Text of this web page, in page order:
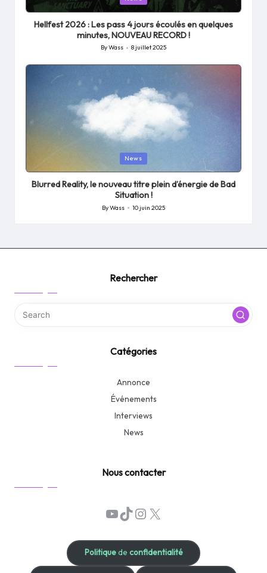
in
Hellfest 2026 : Les pass 4 jours écoulés en quelques
minutes, NOUVEAU RECORD !
Posted
by
ByWass 8 juillet 2025
in
News
Blurred Reality, le nouveau titre plein d’énergie de Bad
Situation !
Posted
ByWass 10 juin 2025
Rechercher
Catégories
Annonce
Événements
Interviews
News
Nous contacter
YouTube
TikTok
Instagram
X
Politiquede confidentialité